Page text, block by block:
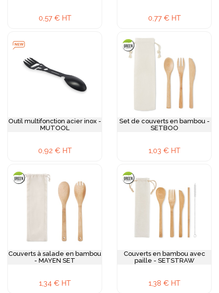
de couleurs nets, ou coffrets personnalisés impression
Personnalisez et offrez des
lunch box publicitaires
0,57 € HT 0,77 € HT
Outil multifonction acier inox -
MUTOOL
0,92 € HT
Set de couverts en bambou -
SETBOO
1,03 € HT
Couverts à salade en bambou
- MAYEN SET
1,34 € HT
Couverts en bambou avec
paille - SETSTRAW
1,38 € HT